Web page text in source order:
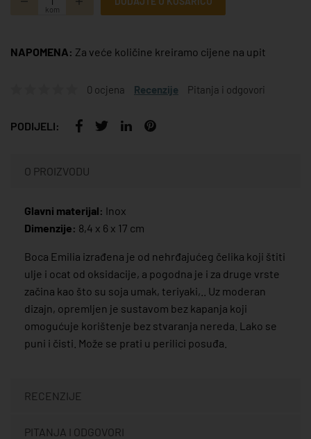
kom
NAPOMENA: Za veće količine kreiramo cijene na upit
0 ocjena Recenzije Pitanja i odgovori
PODIJELI:
O PROIZVODU
Glavni materijal: Inox
Dimenzije: 8,4 x 6 x 17 cm
Boca Emilia izrađena je od nehrđajućeg čelika koji štiti
ulje i ocat od oksidacije, a pogodna je i za druge vrste
začina kao što su soja umak, teriyaki,.. Uz moderan
dizajn, opremljen je sustavom bez kapanja koji
omogućuje korištenje bez stvaranja nereda. Lako se
puni i čisti. Može se prati u perilici posuđa.
RECENZIJE
PITANJA I ODGOVORI